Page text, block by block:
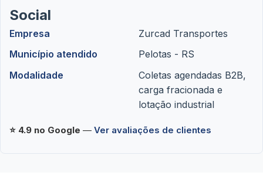
Social
Empresa
Zurcad Transportes
Município atendido
Pelotas - RS
Modalidade
Coletas agendadas B2B,
carga fracionada e
lotação industrial
⭐ 4.9 no Google — Ver avaliações de clientes